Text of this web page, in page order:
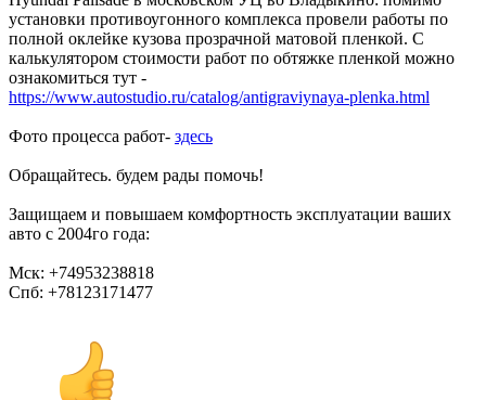
установки противоугонного комплекса провели работы по
полной оклейке кузова прозрачной матовой пленкой. С
калькулятором стоимости работ по обтяжке пленкой можно
ознакомиться тут -
https://www.autostudio.ru/catalog/antigraviynaya-plenka.html
Фото процесса работ- здесь
Обращайтесь. будем рады помочь!
Защищаем и повышаем комфортность эксплуатации ваших
авто с 2004го года:
Мск: +74953238818
Спб: +78123171477